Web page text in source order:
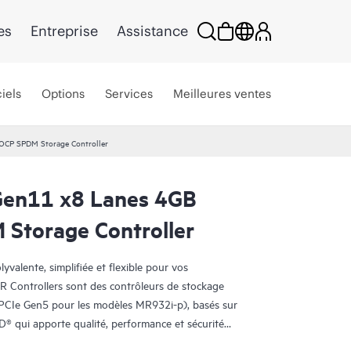
Entreprise Assistance
Options Services Meilleures ventes
SPDM Storage Controller
x8 Lanes 4GB
Storage Controller
simplifiée et flexible pour vos
Controllers sont des contrôleurs de stockage
Gen5 pour les modèles MR932i-p), basés sur
qui apporte qualité, performance et sécurité